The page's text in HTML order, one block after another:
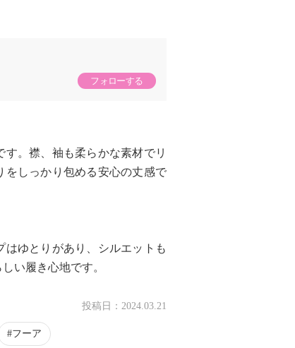
フォローする
。襟、袖も柔らかな素材でリ
をしっかり包める安心の丈感で
ゆとりがあり、シルエットも
い履き心地です。
投稿日： 2024.03.21
フーア